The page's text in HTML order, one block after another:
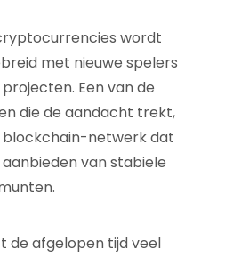
wordt
met nieuwe spelers
Een van de
die de aandacht trekt,
blockchain-netwerk dat
van stabiele
de afgelopen tijd veel